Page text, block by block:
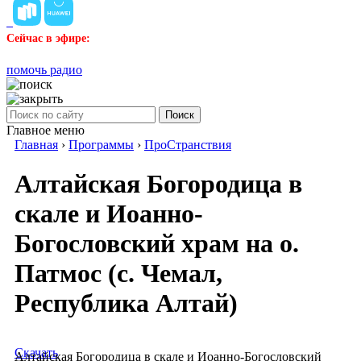
Сейчас в эфире:
помочь радио
Поиск
Главное меню
Главная › Программы › ПроСтранствия
Алтайская Богородица в
скале и Иоанно-
Богословский храм на о.
Патмос (с. Чемал,
Республика Алтай)
Алтайская Богородица в скале и Иоанно-Богословский
Скачать